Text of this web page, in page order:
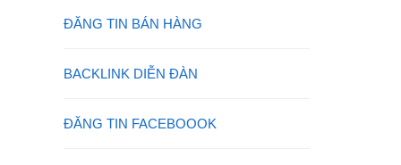
ĐĂNG TIN BÁN HÀNG
BACKLINK DIỄN ĐÀN
ĐĂNG TIN FACEBOOOK